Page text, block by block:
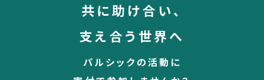
共に助け合い、
支え合う世界へ
パルシックの活動に